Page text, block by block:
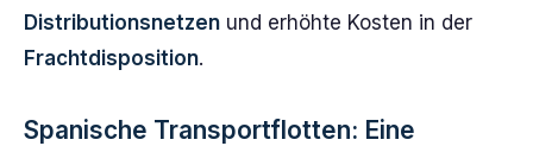
Distributionsnetzen und erhöhte Kosten in der
Frachtdisposition.
Spanische Transportflotten: Eine